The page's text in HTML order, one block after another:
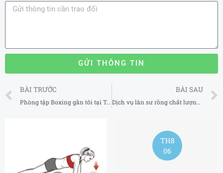
GỬI THÔNG TIN
Prev
BÀI TRƯỚC
Phòng tập Boxing gần tôi tại Tây Ninh
BÀI SAU
Dịch vụ lân sư rồng chất lượng tại Đồng Nai
TH8
06